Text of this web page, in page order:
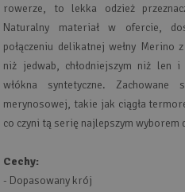
rowerze, to lekka odzież
Naturalny materiał w ofercie,
połączeniu delikatnej wełny Merino
niż jedwab, chłodniejszym niż len
włókna syntetyczne. Zachowane
merynosowej, takie jak ciągła
co czyni tą serię najlepszym wyborem
Cechy:
- Dopasowany krój